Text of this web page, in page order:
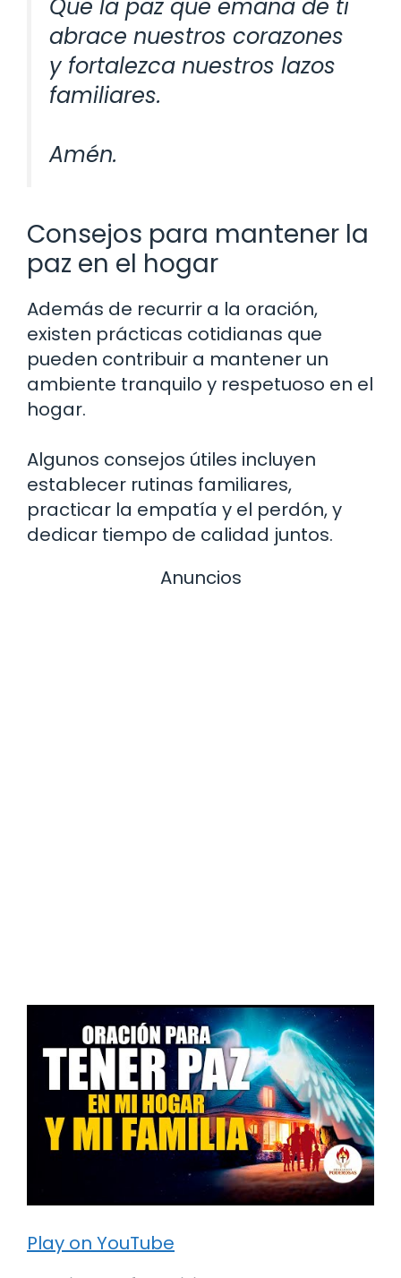
Que la paz que emana de ti
abrace nuestros corazones
y fortalezca nuestros lazos
familiares.
Amén.
Consejos para mantener la
paz en el hogar
Además de recurrir a la oración,
existen prácticas cotidianas que
pueden contribuir a mantener un
ambiente tranquilo y respetuoso en el
hogar.
Algunos consejos útiles incluyen
establecer rutinas familiares,
practicar la empatía y el perdón, y
dedicar tiempo de calidad juntos.
Anuncios
Play on YouTube